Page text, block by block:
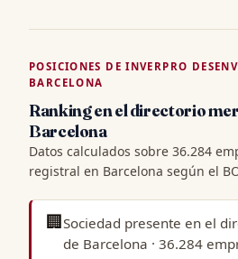
POSICIONES DE INVERPRO
BARCELONA
Ranking en el directorio
Barcelona
Datos calculados sobre 36.284
registral en Barcelona según el
🏢Sociedad presente en el
de Barcelona · 36.284